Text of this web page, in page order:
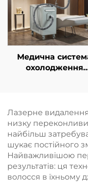
Медична
охолодження
та
захисту,
безконтактне
використання в
клініці
Лазерне
низку
найбільш
шукає постійного
Найважливішою
результатів: ця
волосся в їхньому